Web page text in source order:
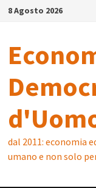
Skip8 Agosto 2026
dal 2011: economia
umano e non solo